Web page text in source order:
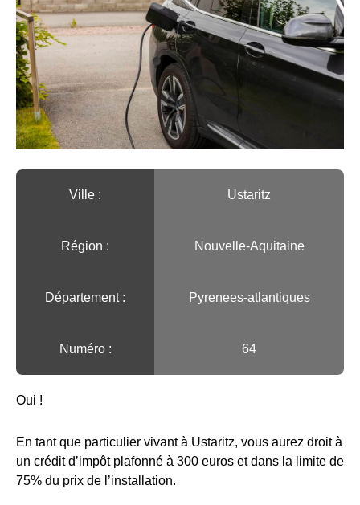
Ville :️ Ustaritz
Région :️ Nouvelle-Aquitaine
Département : Pyrenees-atlantiques
Numéro : 64
Oui !
En tant que particulier vivant à Ustaritz, vous aurez droit à
un crédit d’impôt plafonné à 300 euros et dans la limite de
75% du prix de l’installation.